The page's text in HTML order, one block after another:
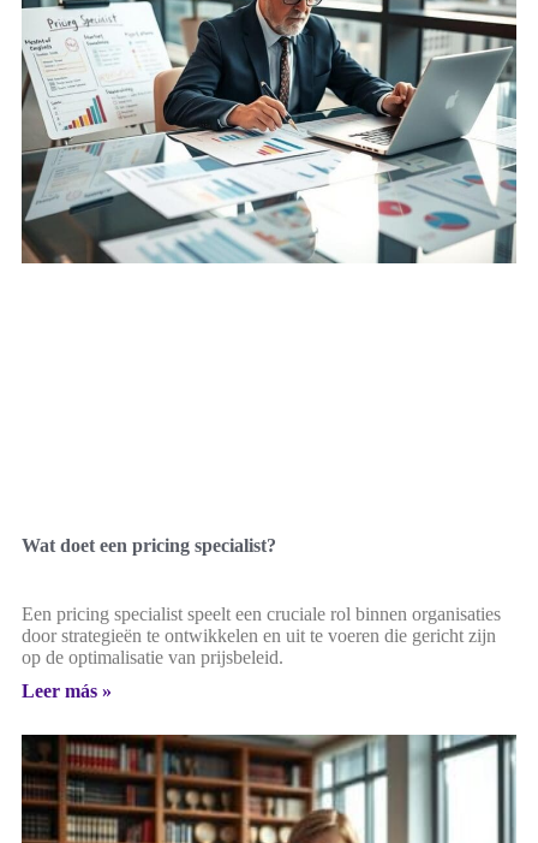
Wat doet een pricing specialist?
Een pricing specialist speelt een cruciale rol binnen organisaties
door strategieën te ontwikkelen en uit te voeren die gericht zijn
op de optimalisatie van prijsbeleid.
Leer más »